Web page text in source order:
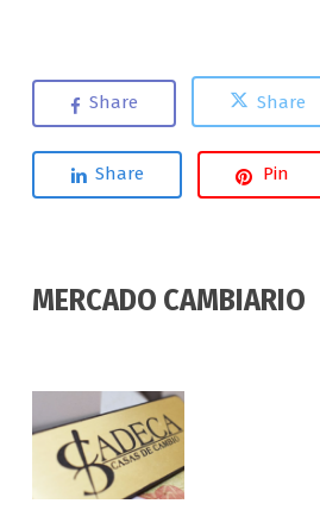
Share Share
Share Pin
MERCADO CAMBIARIO